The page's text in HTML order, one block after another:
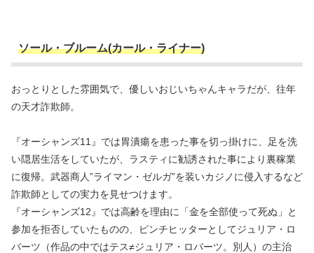
ソール・ブルーム(カール・ライナー)
おっとりとした雰囲気で、優しいおじいちゃんキャラだが、往年
の天才詐欺師。
『オーシャンズ11』では胃潰瘍を患った事を切っ掛けに、足を洗
い隠居生活をしていたが、ラスティに勧誘された事により裏稼業
に復帰。武器商人”ライマン・ゼルガ”を装いカジノに侵入するなど
詐欺師としての実力を見せつけます。
『オーシャンズ12』では高齢を理由に「金を全部使って死ぬ」と
参加を拒否していたものの、ピンチヒッターとしてジュリア・ロ
バーツ（作品の中ではテス≠ジュリア・ロバーツ。別人）の主治